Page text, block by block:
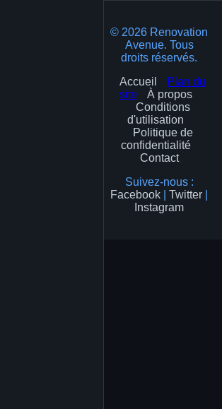
© 2026 Renovation
Avenue. Tous
droits réservés.
Accueil
Plan du
site
À propos
Conditions
d'utilisation
Politique de
confidentialité
Contact
Suivez-nous :
Facebook
Twitter
Instagram